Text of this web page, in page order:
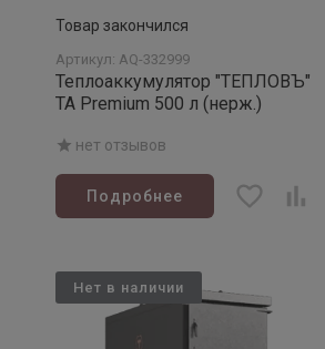
Товар закончился
Артикул: AQ-332999
Теплоаккумулятор "ТЕПЛОВЪ"
ТА Premium 500 л (нерж.)
нет отзывов
Подробнее
Нет в наличии